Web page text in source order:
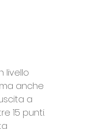
livello
anche
a
15 punti.